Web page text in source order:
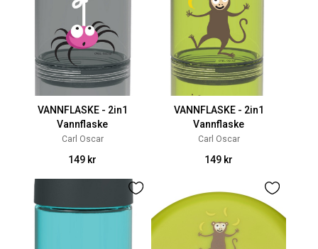
VANNFLASKE - 2in1
Vannflaske
Carl Oscar
149 kr
VANNFLASKE - 2in1
Vannflaske
Carl Oscar
149 kr